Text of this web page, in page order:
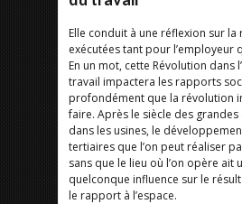
Elle conduit à une réflexion sur la
exécutées tant pour l’employeur
En un mot, cette Révolution dans
travail impactera les rapports
profondément que la révolution
faire. Après le siècle des
dans les usines, le
tertiaires que l’on peut réaliser
sans que le lieu où l’on opère ait
quelconque influence sur le
le rapport à l’espace.